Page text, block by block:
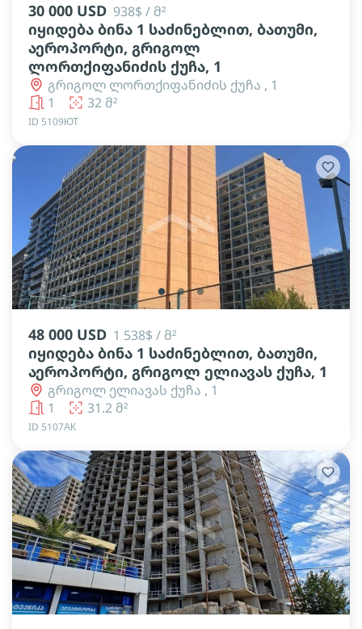
30 000 USD 938$ / მ²
იყიდება ბინა 1 საძინებლით, ბათუმი,
აეროპორტი, გრიგოლ
ლორთქიფანიძის ქუჩა, 1
გრიგოლ ლორთქიფანიძის ქუჩა , 1
1
32 მ²
ID 5109ЮТ
lens lens lens
48 000 USD 1 538$ / მ²
იყიდება ბინა 1 საძინებლით, ბათუმი,
აეროპორტი, გრიგოლ ელიავას ქუჩა, 1
გრიგოლ ელიავას ქუჩა , 1
1
31.2 მ²
ID 5107АК
lens lens lens